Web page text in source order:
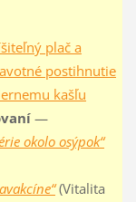
plač a
postihnutie
kašľu
—
okolo osýpok“
(Vitalita